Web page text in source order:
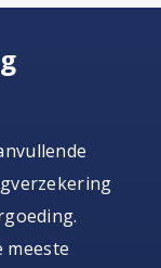
meeste